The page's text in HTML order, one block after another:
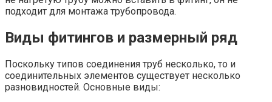
подходит для монтажа трубопровода.
Виды фитингов и размерный ряд
Поскольку типов соединения труб несколько, то и
соединительных элементов существует несколько
разновидностей. Основные виды: